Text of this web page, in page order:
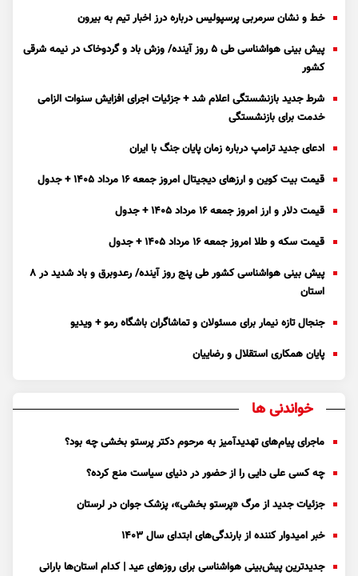
خط و نشان سرمربی پرسپولیس درباره درز اخبار تیم به بیرون
پیش بینی هواشناسی طی ۵ روز آینده/ وزش باد و گردوخاک در نیمه شرقی
کشور
شرط جدید بازنشستگی اعلام شد + جزئیات اجرای افزایش سنوات الزامی
خدمت برای بازنشستگی
ادعای جدید ترامپ درباره زمان پایان جنگ با ایران
قیمت بیت کوین و ارز‌های دیجیتال امروز جمعه ۱۶ مرداد ۱۴۰۵ + جدول
قیمت دلار و ارز امروز جمعه ۱۶ مرداد ۱۴۰۵ + جدول
قیمت سکه و طلا امروز جمعه ۱۶ مرداد ۱۴۰۵ + جدول
پیش بینی هواشناسی کشور طی پنج روز آینده/ رعدوبرق و باد شدید در ۸
استان
جنجال تازه نیمار برای مسئولان و تماشاگران باشگاه رمو + ویدیو
پایان همکاری استقلال و رضاییان
خواندنی ها
ماجرای پیام‌های تهدیدآمیز به مرحوم دکتر پرستو بخشی چه بود؟
چه کسی علی دایی را از حضور در دنیای سیاست منع کرده؟
جزئیات جدید از مرگ «پرستو بخشی»، پزشک جوان در لرستان
خبر امیدوار کننده از بارندگی‌های ابتدای سال ۱۴۰۳
جدیدترین پیش‌بینی هواشناسی برای روزهای عید | کدام استان‌ها بارانی